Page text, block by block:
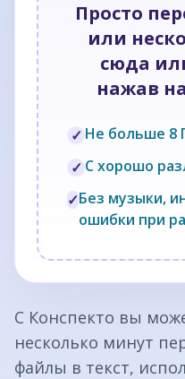
Просто
или
сюда
нажав
✓ Не больше 8
✓ С хорошо
✓Без музыки,
ошибки при
С Конспекто вы
несколько минут
файлы в текст,